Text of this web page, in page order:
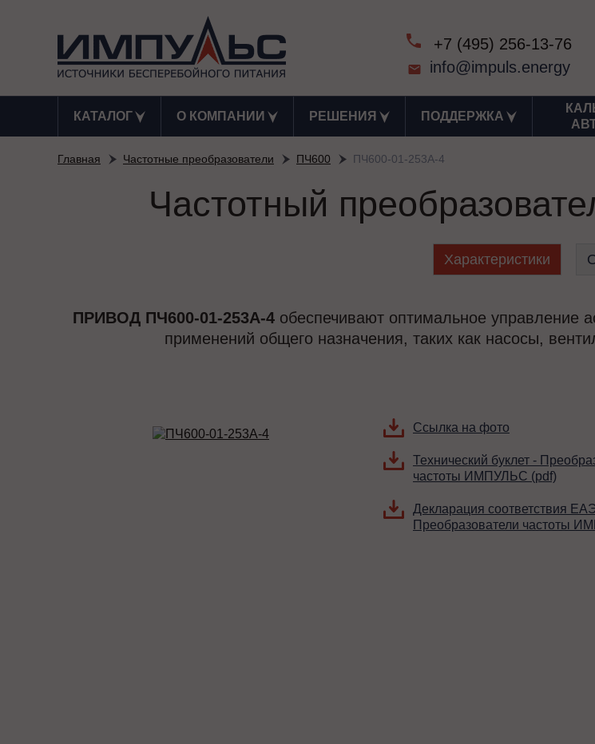
+7 (495) 256-13-76
info@impuls.energy
КАТАЛОГ О КОМПАНИИ РЕШЕНИЯ ПОДДЕРЖКА
Главная Частотные преобразователи ПЧ600 ПЧ600-01-253А-4
Частотный
Характеристики
ПРИВОД ПЧ600-01-253А-4обеспечивают оптимальное управление
применений общего назначения, таких как насосы,
Ссылка на фото
Технический буклет -
частоты ИМПУЛЬС (pdf)
Декларация соответствия
Преобразователи частоты